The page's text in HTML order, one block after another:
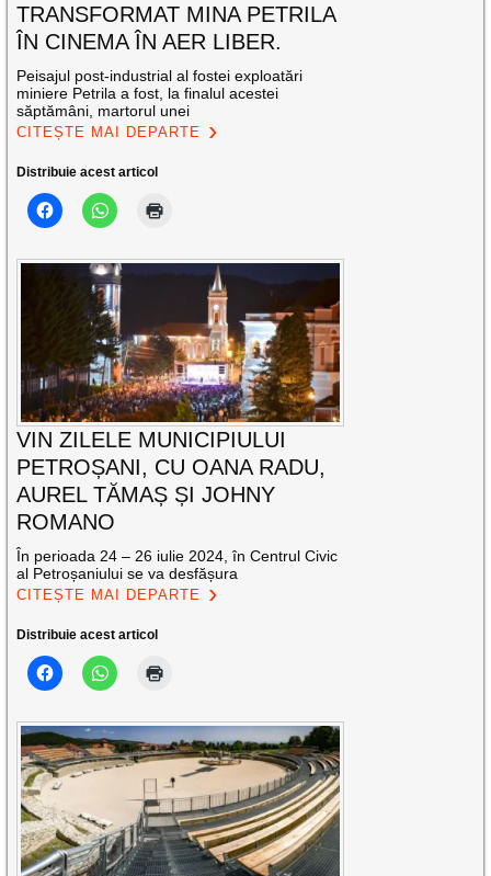
TRANSFORMAT MINA PETRILA
ÎN CINEMA ÎN AER LIBER.
Peisajul post-industrial al fostei exploatări
miniere Petrila a fost, la finalul acestei
săptămâni, martorul unei
CITEȘTE MAI DEPARTE
Distribuie acest articol
VIN ZILELE MUNICIPIULUI
PETROȘANI, CU OANA RADU,
AUREL TĂMAȘ ȘI JOHNY
ROMANO
În perioada 24 – 26 iulie 2024, în Centrul Civic
al Petroșaniului se va desfășura
CITEȘTE MAI DEPARTE
Distribuie acest articol